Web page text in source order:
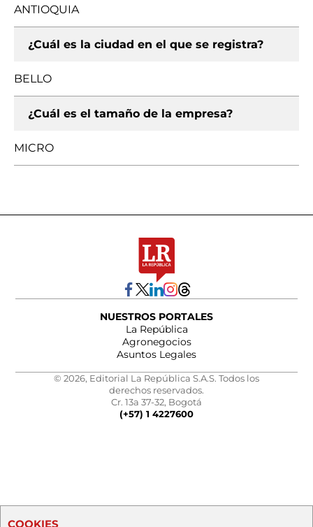
ANTIOQUIA
¿Cuál es la ciudad en el que se registra?
BELLO
¿Cuál es el tamaño de la empresa?
MICRO
NUESTROS PORTALES
La República
Agronegocios
Asuntos Legales
© 2026, Editorial La República S.A.S. Todos los
derechos reservados.
Cr. 13a 37-32, Bogotá
(+57) 1 4227600
COOKIES